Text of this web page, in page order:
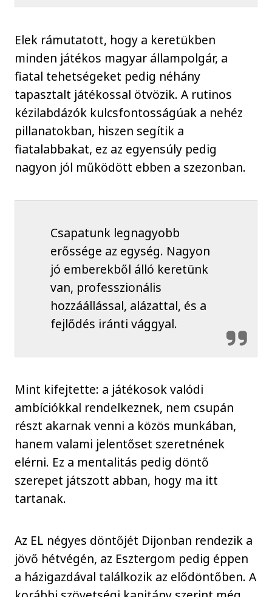
Elek rámutatott, hogy a keretükben
minden játékos magyar állampolgár, a
fiatal tehetségeket pedig néhány
tapasztalt játékossal ötvözik. A rutinos
kézilabdázók kulcsfontosságúak a nehéz
pillanatokban, hiszen segítik a
fiatalabbakat, ez az egyensúly pedig
nagyon jól működött ebben a szezonban.
Csapatunk legnagyobb
erőssége az egység. Nagyon
jó emberekből álló keretünk
van, professzionális
hozzáállással, alázattal, és a
fejlődés iránti vággyal.
Mint kifejtette: a játékosok valódi
ambíciókkal rendelkeznek, nem csupán
részt akarnak venni a közös munkában,
hanem valami jelentőset szeretnének
elérni. Ez a mentalitás pedig döntő
szerepet játszott abban, hogy ma itt
tartanak.
Az EL négyes döntőjét Dijonban rendezik a
jövő hétvégén, az Esztergom pedig éppen
a házigazdával találkozik az elődöntőben. A